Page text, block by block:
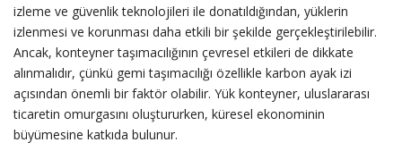
izleme ve güvenlik teknolojileri ile donatıldığından, yüklerin
izlenmesi ve korunması daha etkili bir şekilde gerçekleştirilebilir.
Ancak, konteyner taşımacılığının çevresel etkileri de dikkate
alınmalıdır, çünkü gemi taşımacılığı özellikle karbon ayak izi
açısından önemli bir faktör olabilir. Yük konteyner, uluslararası
ticaretin omurgasını oluştururken, küresel ekonominin
büyümesine katkıda bulunur.